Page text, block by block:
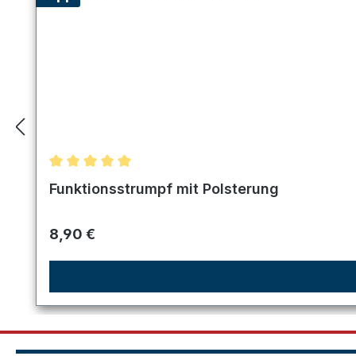
Durchschnittliche Bewertung von 5 von 5 Sternen
Funktionsstrumpf mit Polsterung
Regulärer Preis:
8,90 €